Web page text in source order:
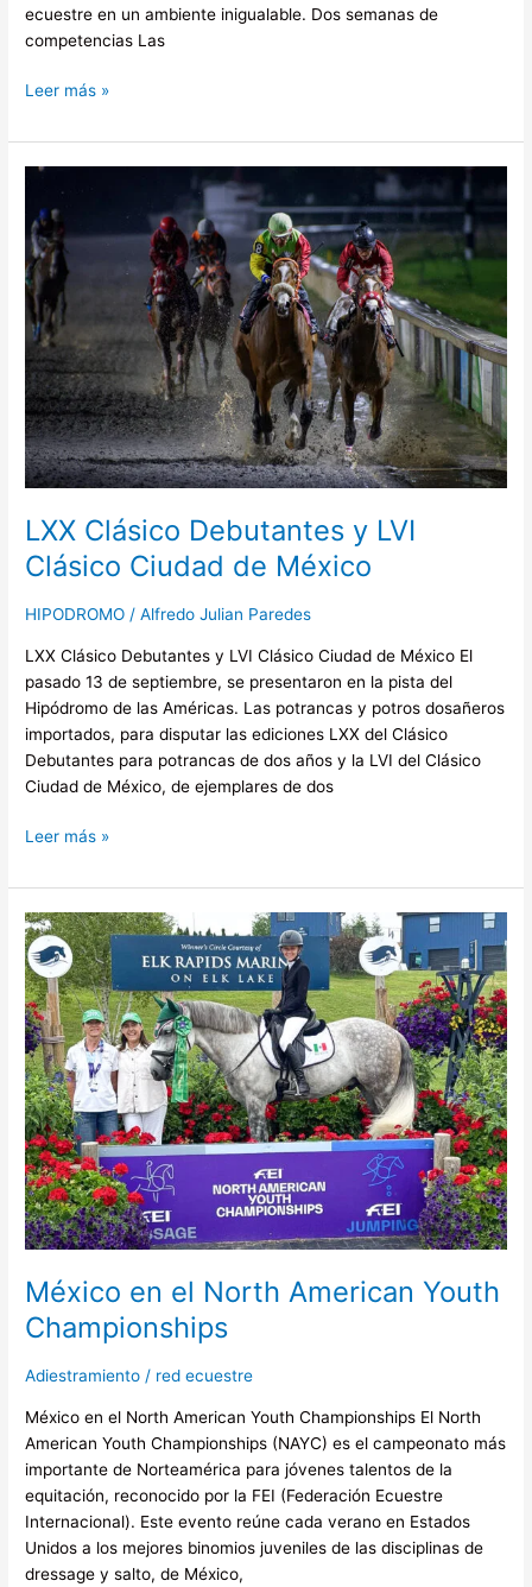
ecuestre en un ambiente inigualable. Dos semanas de
competencias Las
Leer más »
LXX Clásico Debutantes y LVI
Clásico Ciudad de México
HIPODROMO /Alfredo Julian Paredes
LXX Clásico Debutantes y LVI Clásico Ciudad de México El
pasado 13 de septiembre, se presentaron en la pista del
Hipódromo de las Américas. Las potrancas y potros dosañeros
importados, para disputar las ediciones LXX del Clásico
Debutantes para potrancas de dos años y la LVI del Clásico
Ciudad de México, de ejemplares de dos
Clásico
Debutantes
y
LVI
Clásico
Ciudad
de
México
Leer más »
México en el North American Youth
Championships
Adiestramiento / red ecuestre
México en el North American Youth Championships El North
American Youth Championships (NAYC) es el campeonato más
importante de Norteamérica para jóvenes talentos de la
equitación, reconocido por la FEI (Federación Ecuestre
Internacional). Este evento reúne cada verano en Estados
Unidos a los mejores binomios juveniles de las disciplinas de
dressage y salto, de México,
México
en
el
North
American
Youth
Championships